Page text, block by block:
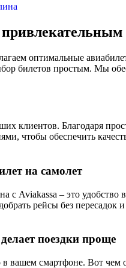
оптимальные
билетов простым. Мы
клиентов. Благодаря
чтобы обеспечить
на самолет
с Aviakassa – это
рейсы без
поездки проще
в вашем смартфоне. Вот чем